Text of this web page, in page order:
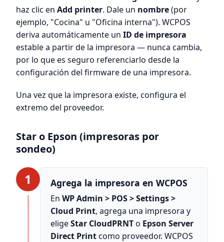
haz clic en Add printer. Dale un nombre(por
ejemplo, "Cocina" u "Oficina interna"). WCPOS
deriva automáticamente un ID de impresora
estable a partir de la impresora — nunca cambia,
por lo que es seguro referenciarlo desde la
configuración del firmware de una impresora.
Una vez que la impresora existe, configura el
extremo del proveedor.
Star o Epson (impresoras por
sondeo)
1 Agrega la impresora en WCPOS
En WP Admin > POS > Settings >
Cloud Print, agrega una impresora y
eligeStar CloudPRNTo Epson Server
Direct Printcomo proveedor. WCPOS